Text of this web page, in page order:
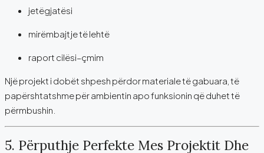
jetëgjatësi
mirëmbajtje të lehtë
raport cilësi–çmim
Një projekt i dobët shpesh përdor materiale të gabuara, të
papërshtatshme për ambientin apo funksionin që duhet të
përmbushin.
5. Përputhje Perfekte Mes Projektit Dhe